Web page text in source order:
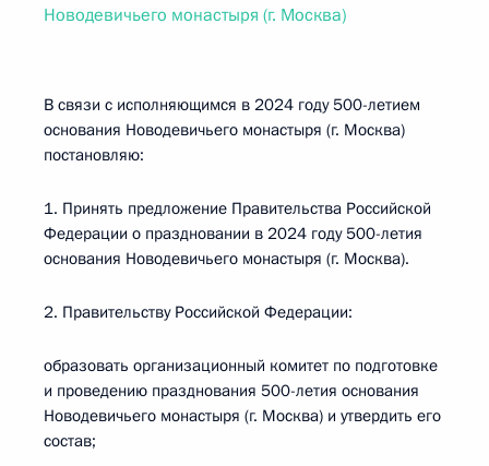
Новодевичьего монастыря (г. Москва)
В связи с исполняющимся в 2024 году 500-летием
основания Новодевичьего монастыря (г. Москва)
постановляю:
1. Принять предложение Правительства Российской
Федерации о праздновании в 2024 году 500-летия
основания Новодевичьего монастыря (г. Москва).
2. Правительству Российской Федерации:
образовать организационный комитет по подготовке
и проведению празднования 500-летия основания
Новодевичьего монастыря (г. Москва) и утвердить его
состав;